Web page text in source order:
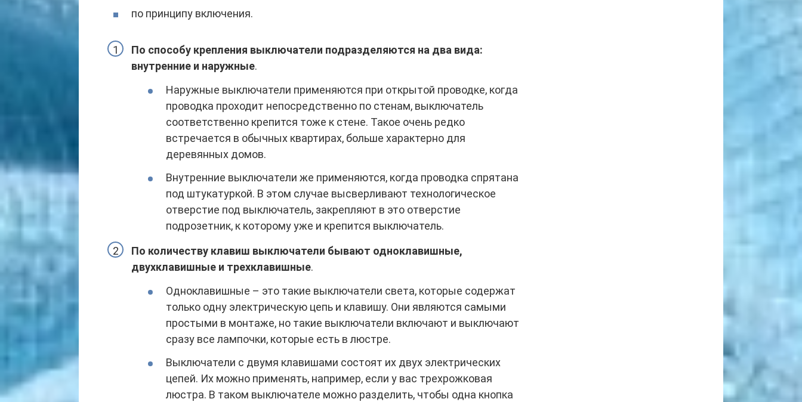
по принципу включения.
По способу крепления выключатели подразделяются на два вида:
внутренние и наружные.
Наружные выключатели применяются при открытой проводке, когда
проводка проходит непосредственно по стенам, выключатель
соответственно крепится тоже к стене. Такое очень редко
встречается в обычных квартирах, больше характерно для
деревянных домов.
Внутренние выключатели же применяются, когда проводка спрятана
под штукатуркой. В этом случае высверливают технологическое
отверстие под выключатель, закрепляют в это отверстие
подрозетник, к которому уже и крепится выключатель.
По количеству клавиш выключатели бывают одноклавишные,
двухклавишные и трехклавишные.
Одноклавишные – это такие выключатели света, которые содержат
только одну электрическую цепь и клавишу. Они являются самыми
простыми в монтаже, но такие выключатели включают и выключают
сразу все лампочки, которые есть в люстре.
Выключатели с двумя клавишами состоят их двух электрических
цепей. Их можно применять, например, если у вас трехрожковая
люстра. В таком выключателе можно разделить, чтобы одна кнопка